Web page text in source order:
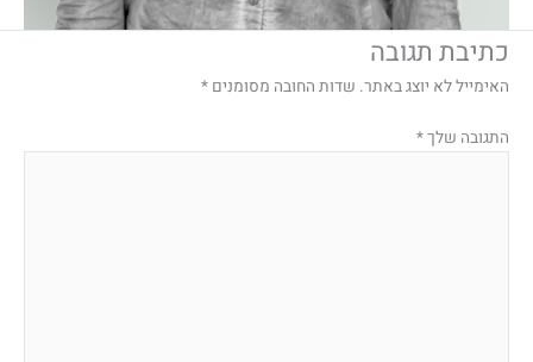
כתיבת תגובה
האימייל לא יוצג באתר. שדות החובה מסומנים *
התגובה שלך*